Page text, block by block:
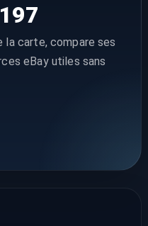
la carte, compare ses
eBay utiles sans